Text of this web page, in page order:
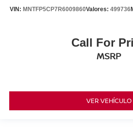
VIN: MNTFP5CP7R6009860Valores: 499736
Call For
MSRP
VER VEHÍCULO